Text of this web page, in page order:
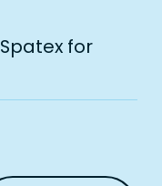
for